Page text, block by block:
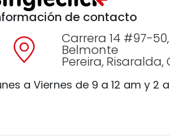
de contacto
Carrera 14 #97-
Belmonte
Pereira,
a Viernes de 9 a 12 am y 2